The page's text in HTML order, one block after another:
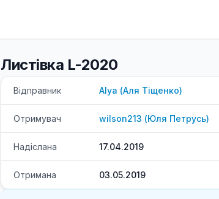
Листівка L-2020
Відправник Alya (Аля Тіщенко)
Отримувач wilson213 (Юля Петрусь)
Надіслана 17.04.2019
Отримана 03.05.2019